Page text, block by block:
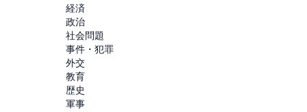
経済
政治
社会問題
事件・犯罪
外交
教育
歴史
軍事